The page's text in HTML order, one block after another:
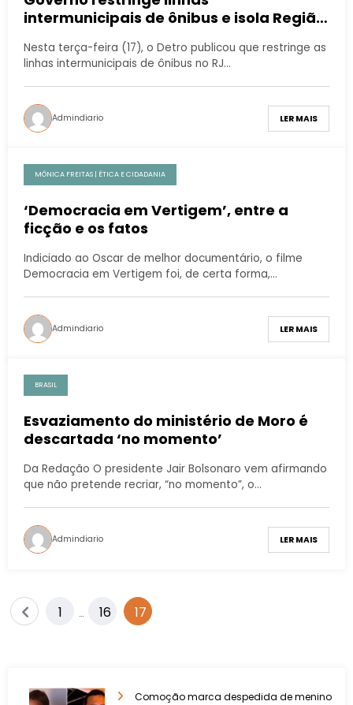
intermunicipais de ônibus e isola Região
Metropolitana do Rio
Nesta terça-feira (17), o Detro publicou que restringe as
linhas intermunicipais de ônibus no RJ…
Admindiario LER MAIS
MÔNICA FREITAS | ÉTICA E CIDADANIA
‘Democracia em Vertigem’, entre a
ficção e os fatos
Indiciado ao Oscar de melhor documentário, o filme
Democracia em Vertigem foi, de certa forma,…
Admindiario LER MAIS
BRASIL
Esvaziamento do ministério de Moro é
descartada ‘no momento’
Da Redação O presidente Jair Bolsonaro vem afirmando
que não pretende recriar, “no momento”, o…
Admindiario LER MAIS
1 … 16 17
Comoção marca despedida de menino